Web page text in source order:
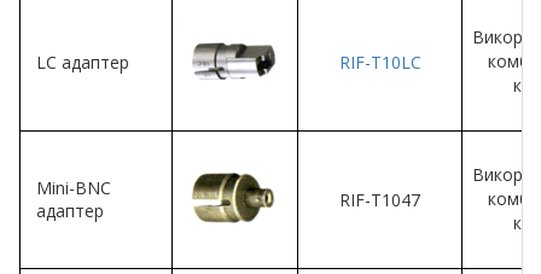
LC адаптер RIF-Т10LC
Mini-BNC
адаптер
RIF-T1047